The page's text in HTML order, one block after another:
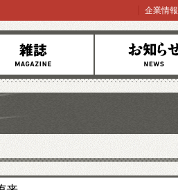
お知らせ
企業情報